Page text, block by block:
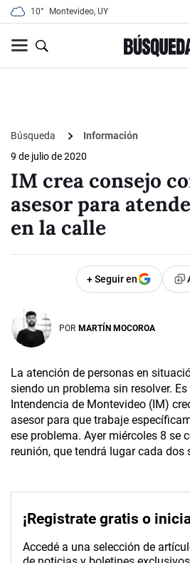
10° Montevideo, UY
Búsqueda
Información
9 de julio de 2020
IM crea consejo
asesor para
en la calle
+ Seguir en
POR MARTÍN MOCOROA
La atención de personas en
siendo un problema sin resolver.
Intendencia de Montevideo (IM)
asesor para que trabaje
ese problema. Ayer miércoles 8 se
reunión, que tendrá lugar cada dos
¡Registrate gratis o
Accedé a una selección de